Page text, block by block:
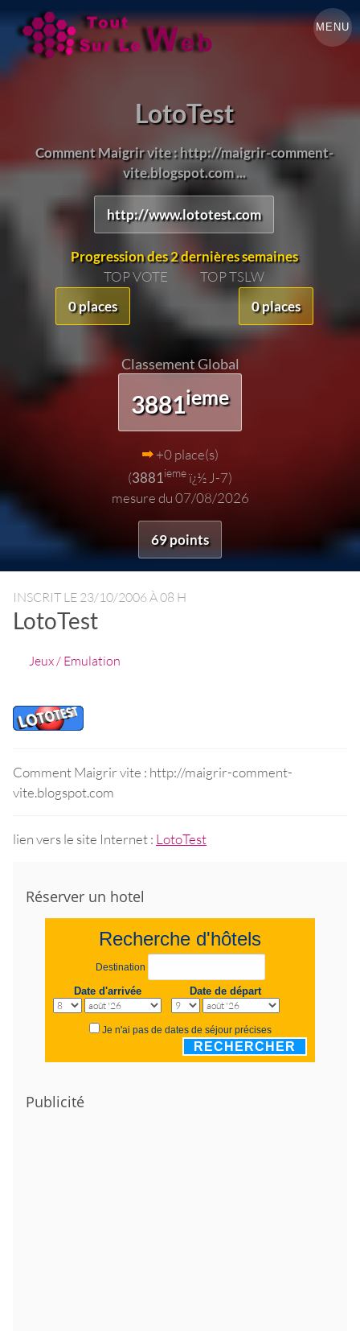
MENU
LotoTest
Comment Maigrir vite : http://maigrir-comment-
vite.blogspot.com ...
http://www.lototest.com
Progression des 2 dernières semaines
TOP VOTE
0 places
TOP TSLW
0 places
Classement Global
3881ieme
+0 place(s)
(3881iemeï¿½ J-7)
mesure du 07/08/2026
69 points
INSCRIT LE 23/10/2006 À 08 H
LotoTest
Jeux / Emulation
Comment Maigrir vite : http://maigrir-comment-
vite.blogspot.com
lien vers le site Internet : LotoTest
Réserver un hotel
Recherche d'hôtels
Destination
Date d'arrivée Date de départ
Je n'ai pas de dates de séjour précises
RECHERCHER
Publicité